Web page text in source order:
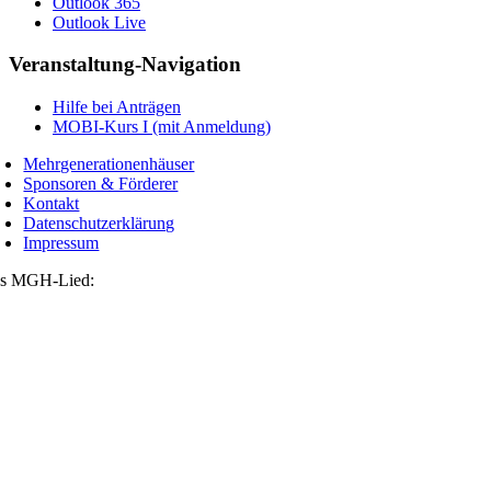
Outlook Live
Veranstaltung-Navigation
Hilfe bei Anträgen
MOBI-Kurs I (mit Anmeldung)
Mehrgenerationenhäuser
Sponsoren & Förderer
Kontakt
Datenschutzerklärung
Impressum
MGH-Lied: